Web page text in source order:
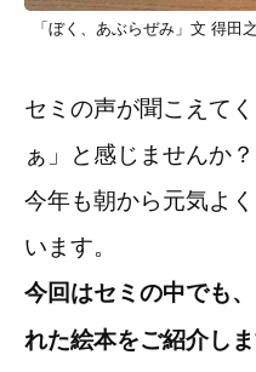
「ぼく、あぶらぜみ」文 得田
セミの声が聞こえて
ぁ」と感じませんか？
今年も朝から元気よ
います。
今回はセミの中でも
れた絵本をご紹介しま